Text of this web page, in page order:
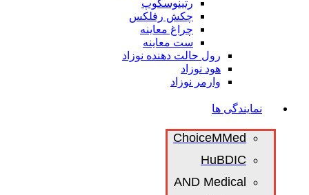
رتینوسکوپ
چکش رفلکس
چراغ معاینه
ست معاینه
رول حالت دهنده نوزاد
هود نوزاد
وارمر نوزاد
نمایندگی ها
ChoiceMMed
HuBDIC
AND Medical